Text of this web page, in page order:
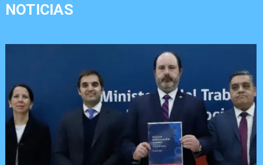
NOTICIAS